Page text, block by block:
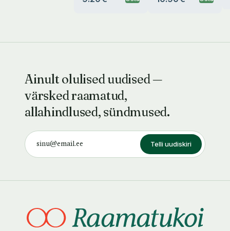
Ainult olulised uudised —
värsked raamatud,
allahindlused, sündmused.
Telli uudiskiri